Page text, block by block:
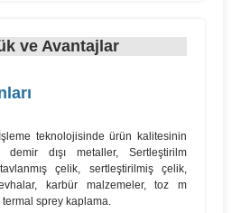
ve Avantajlar
teknolojisinde ürün kalitesinin
dışı metaller, Sertleştirilm
çelik, sertleştirilmiş çelik,
karbür malzemeler, toz m
sprey kaplama.